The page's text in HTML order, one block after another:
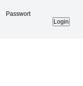
Passwort